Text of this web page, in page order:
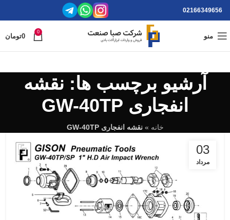
02166349656
منو
0
0تومان
آرشیو برچسب ها: نقشه
انفجاری GW-40TP
خانه »نقشه انفجاری GW-40TP
03
مرداد